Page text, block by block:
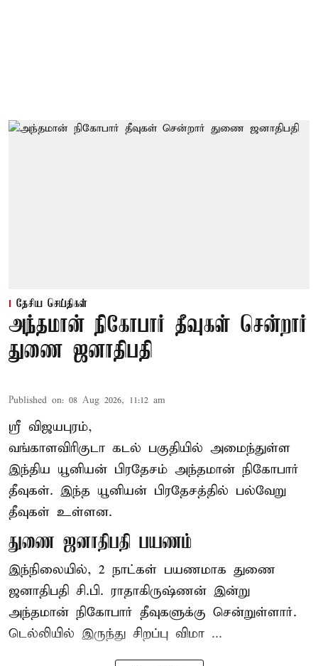
தேசிய செய்திகள்
அந்தமான் நிகோபார் தீவுகள் சென்றார்
துணை ஜனாதிபதி
Published on: 08 Aug 2026, 11:12 am
ஸ்ரீ விஜயபுரம்,
வங்காளவிரிகுடா கடல் பகுதியில் அமைந்துள்ள
இந்திய யூனியன் பிரதேசம் அந்தமான் நிகோபார்
தீவுகள். இந்த யூனியன் பிரதேசத்தில் பல்வேறு
தீவுகள் உள்ளன.
துணை ஜனாதிபதி பயணம்
இந்நிலையில், 2 நாட்கள் பயணமாக துணை
ஜனாதிபதி சி.பி. ராதாகிருஷ்ணன் இன்று
அந்தமான் நிகோபார் தீவுகளுக்கு சென்றுள்ளார்.
டெல்லியில் இருந்து சிறப்பு விமா ...